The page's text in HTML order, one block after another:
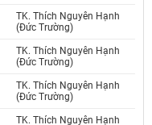
TK. Thích Nguyên Hạnh
(Đức Trường)
TK. Thích Nguyên Hạnh
(Đức Trường)
TK. Thích Nguyên Hạnh
(Đức Trường)
TK. Thích Nguyên Hạnh